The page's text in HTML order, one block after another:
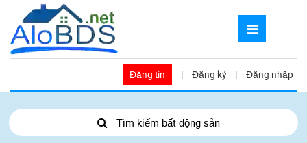
Đăng tin | Đăng ký | Đăng nhập
Tìm kiếm bất động sản